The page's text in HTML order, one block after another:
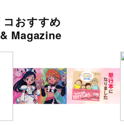
コおすすめ
Magazine